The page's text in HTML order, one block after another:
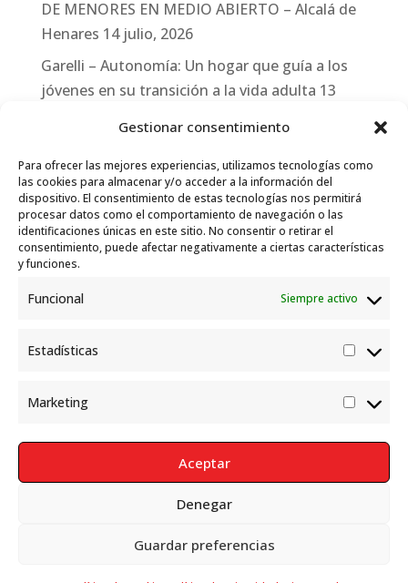
Gestionar consentimiento
Para ofrecer las mejores experiencias, utilizamos tecnologías como
las cookies para almacenar y/o acceder a la información del
dispositivo. El consentimiento de estas tecnologías nos permitirá
procesar datos como el comportamiento de navegación o las
identificaciones únicas en este sitio. No consentir o retirar el
consentimiento, puede afectar negativamente a ciertas características
y funciones.
Funcional Siempre activo
Estadísticas
Marketing
Aceptar
Denegar
Guardar preferencias
DE MENORES EN MEDIO ABIERTO – Alcalá de
Henares 14 julio, 2026
Garelli – Autonomía: Un hogar que guía a los
jóvenes en su transición a la vida adulta 13
Garelli-Refugio: Acciones de empleo en el
marco del Sistema de Acogida de Protección
Internacional 10 julio, 2026
Política de Privacidad